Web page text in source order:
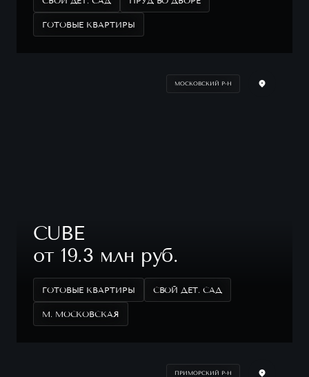
ГОТОВЫЕ КВАРТИРЫ
МОСКОВСКИЙ Р-Н
CUBE
от 19.3 млн руб.
ГОТОВЫЕ КВАРТИРЫ СВОЙ ДЕТ. САД
М. МОСКОВСКАЯ
ПРИМОРСКИЙ Р-Н